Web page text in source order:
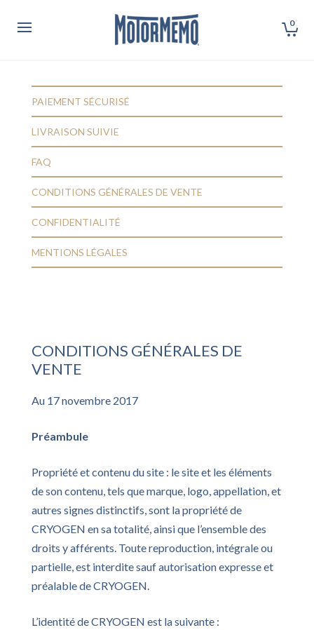
0
PAIEMENT SÉCURISÉ
LIVRAISON SUIVIE
FAQ
CONDITIONS GÉNÉRALES DE VENTE
CONFIDENTIALITÉ
MENTIONS LÉGALES
CONDITIONS GÉNÉRALES DE
VENTE
Au 17 novembre 2017
Préambule
Propriété et contenu du site : le site et les éléments
de son contenu, tels que marque, logo, appellation, et
autres signes distinctifs, sont la propriété de
CRYOGEN en sa totalité, ainsi que l’ensemble des
droits y afférents. Toute reproduction, intégrale ou
partielle, est interdite sauf autorisation expresse et
préalable de CRYOGEN.
L’identité de CRYOGEN est la suivante :